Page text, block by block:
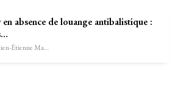
absence de louange antibalistique :
Sébastien-Étienne Marechal